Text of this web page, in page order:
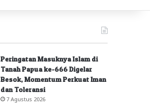
Peringatan Masuknya Islam di
Tanah Papua ke-666 Digelar
Besok, Momentum Perkuat Iman
dan Toleransi
7 Agustus 2026